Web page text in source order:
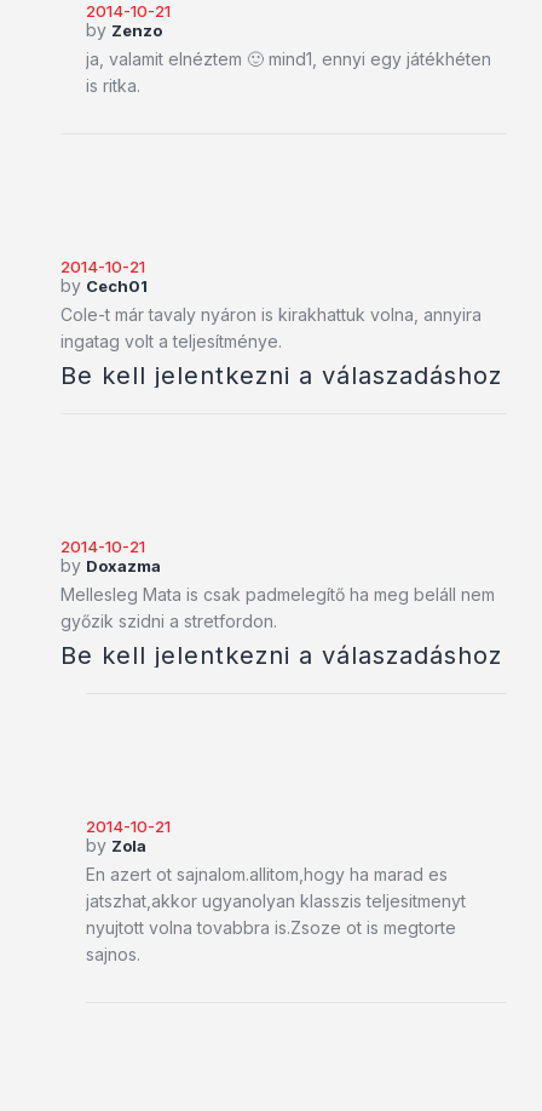
2014-10-21
by Zenzo
ja, valamit elnéztem 🙂 mind1, ennyi egy játékhéten
is ritka.
2014-10-21
by Cech01
Cole-t már tavaly nyáron is kirakhattuk volna, annyira
ingatag volt a teljesítménye.
Be kell jelentkezni a válaszadáshoz
2014-10-21
by Doxazma
Mellesleg Mata is csak padmelegítő ha meg beláll nem
győzik szidni a stretfordon.
Be kell jelentkezni a válaszadáshoz
2014-10-21
by Zola
En azert ot sajnalom.allitom,hogy ha marad es
jatszhat,akkor ugyanolyan klasszis teljesitmenyt
nyujtott volna tovabbra is.Zsoze ot is megtorte
sajnos.